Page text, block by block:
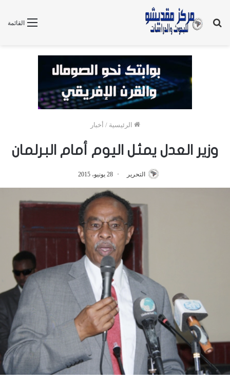
القائمة
بحث
الرئيسية / أخبار
وزير العدل يمثل اليوم أمام البرلمان
التحرير 28 يونيو، 2015